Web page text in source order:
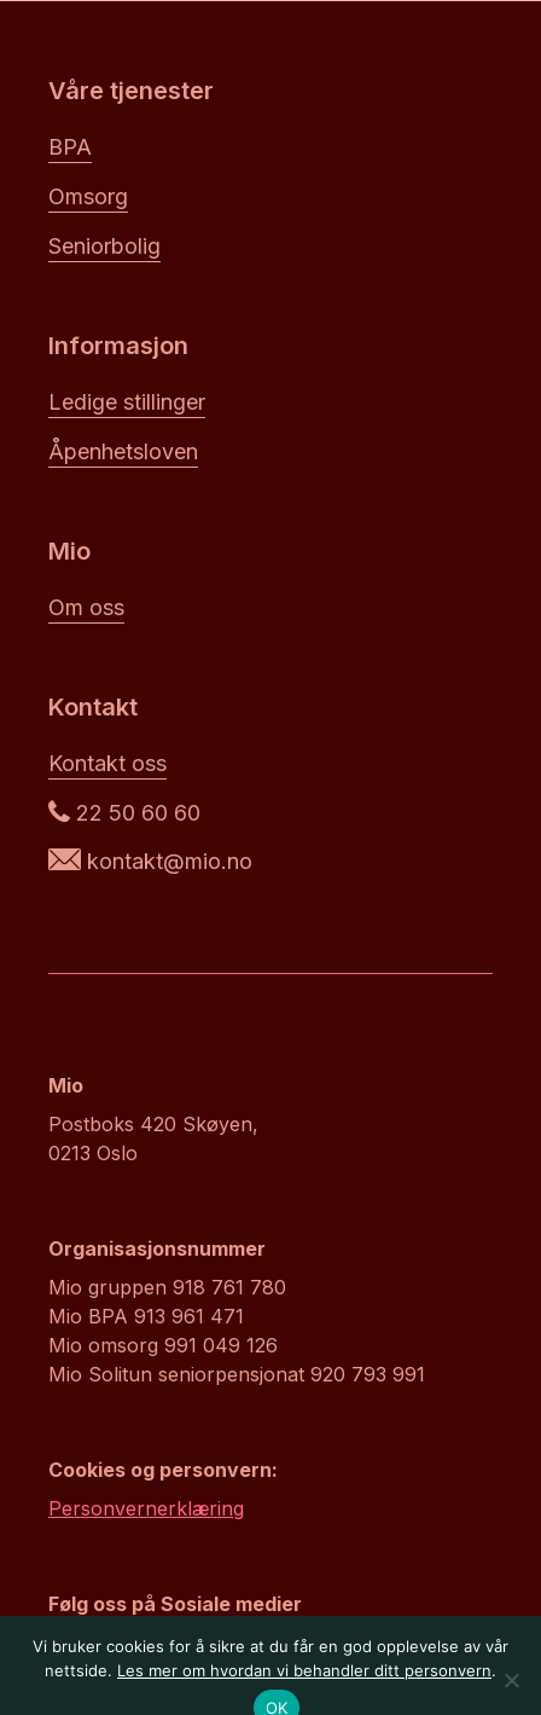
Våre tjenester
BPA
Omsorg
Seniorbolig
Informasjon
Ledige stillinger
Åpenhetsloven
Mio
Om oss
Kontakt
Kontakt oss
22 50 60 60
kontakt@mio.no
Mio
Postboks 420 Skøyen,
0213 Oslo
Organisasjonsnummer
Mio gruppen 918 761 780
Mio BPA 913 961 471
Mio omsorg 991 049 126
Mio Solitun seniorpensjonat 920 793 991
Cookies og personvern:
Personvernerklæring
Følg oss på Sosiale medier
Vi bruker cookies for å sikre at du får en god opplevelse av vår
nettside. Les mer om hvordan vi behandler ditt personvern.
OK